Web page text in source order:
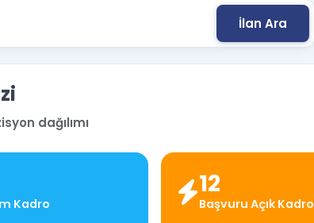
İlan Ara
dağılımı
Kadro
12
Başvuru Açık Kadro